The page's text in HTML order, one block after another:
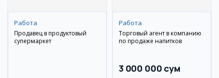
Работа
Продавец в продуктовый
супермаркет
Работа
Торговый агент в компанию
по продаже напитков
3 000 000 сум